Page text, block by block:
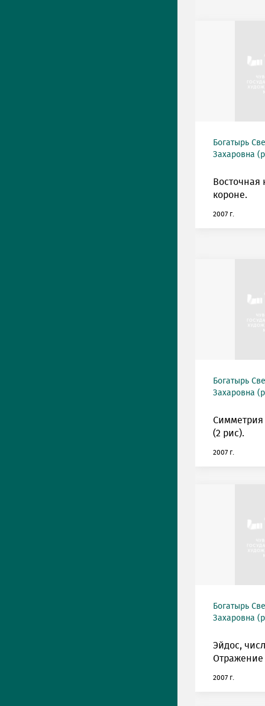
Богатырь
Захаровна
Восточная
короне.
2007 г.
Богатырь
Захаровна
(2 рис).
2007 г.
Богатырь
Захаровна
Эйдос,
Отражение
2007 г.